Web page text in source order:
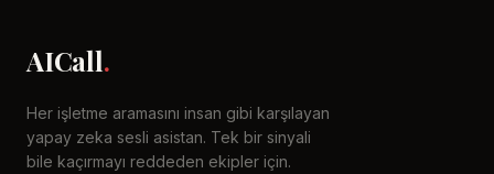
AICall.
Her işletme aramasını insan gibi karşılayan
yapay zeka sesli asistan. Tek bir sinyali
bile kaçırmayı reddeden ekipler için.